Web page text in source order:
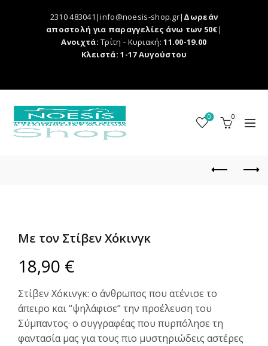
2310 483041|info@noesis-shop.gr| Δωρεάν
αποστολή για παραγγελίες άνω των 50€|
Ανοιχτά:Τρίτη - Κυριακή: 11.00-19.00
Κλειστά: 1-17 Αυγούστου
0 0
Με τον Στίβεν Χόκινγκ
18,90 €
Στίβεν Χόκινγκ: ο άνθρωπος που ατένισε το
άπειρο και “ψηλάφισε” την προέλευση του
Σύμπαντος· ο συγγραφέας που πυρπόλησε τη
φαντασία μας για τους πιο μυστηριώδεις αστέρες